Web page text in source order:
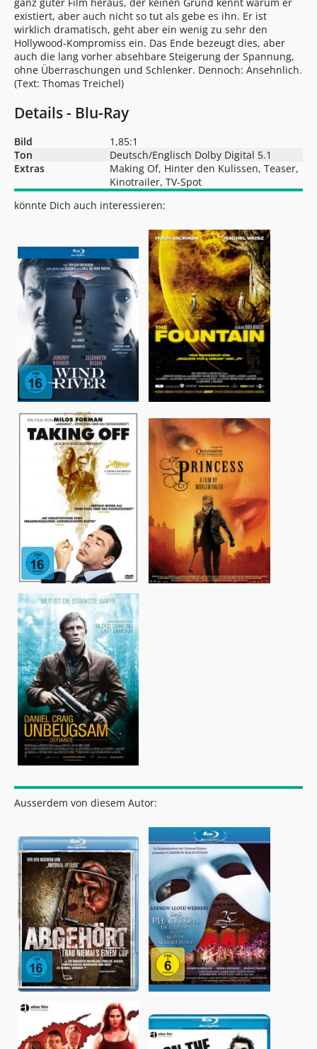
existiert, aber auch nicht so tut als gebe es ihn. Er ist
wirklich dramatisch, geht aber ein wenig zu sehr den
Hollywood-Kompromiss ein. Das Ende bezeugt dies, aber
auch die lang vorher absehbare Steigerung der Spannung,
ohne Überraschungen und Schlenker. Dennoch: Ansehnlich.
(Text: Thomas Treichel)
Details - Blu-Ray
Bild
1,85:1
Ton
Deutsch/Englisch Dolby Digital 5.1
Extras
Making Of, Hinter den Kulissen, Teaser,
Kinotrailer, TV-Spot
könnte Dich auch interessieren:
Ausserdem von diesem Autor: